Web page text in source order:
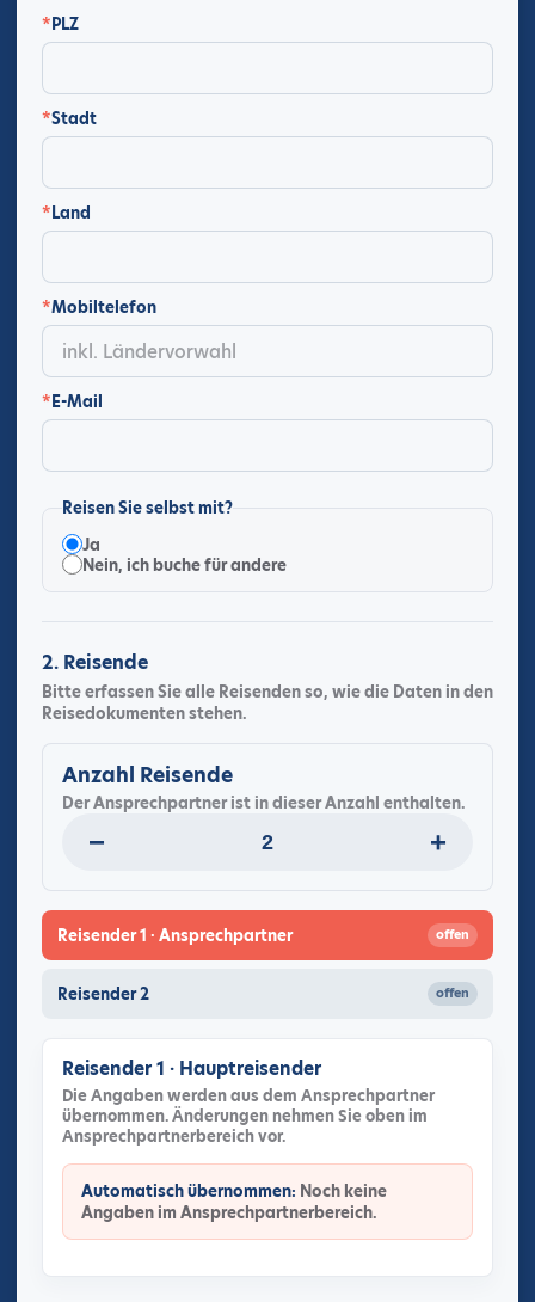
*PLZ
*Stadt
*Land
*Mobiltelefon
*E-Mail
Reisen Sie selbst mit?
Ja
Nein, ich buche für andere
2. Reisende
Bitte erfassen Sie alle Reisenden so, wie die Daten in den
Reisedokumenten stehen.
Anzahl Reisende
Der Ansprechpartner ist in dieser Anzahl enthalten.
− +
Reisender 1 · Ansprechpartner offen
Reisender 2 offen
Reisender 1 · Hauptreisender
Die Angaben werden aus dem Ansprechpartner
übernommen. Änderungen nehmen Sie oben im
Ansprechpartnerbereich vor.
Automatisch übernommen: Noch keine
Angaben im Ansprechpartnerbereich.